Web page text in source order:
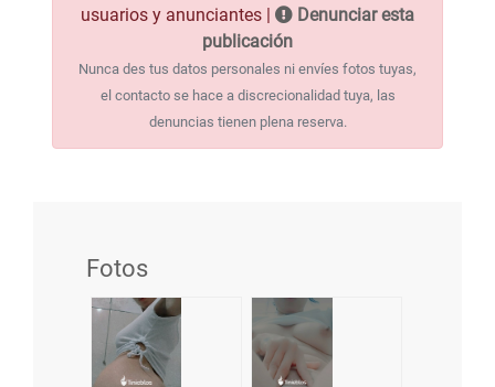
usuarios y anunciantes |
Denunciar esta
publicación
Nunca des tus datos personales ni envíes fotos tuyas,
el contacto se hace a discrecionalidad tuya, las
denuncias tienen plena reserva.
Fotos